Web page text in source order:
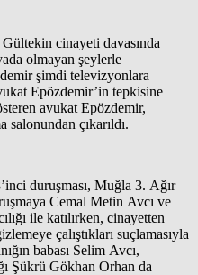
cinayeti davasında
olmayan şeylerle
şimdi televizyonlara
Epözdemir’in tepkisine
avukat Epözdemir,
salonundan çıkarıldı.
duruşması, Muğla 3. Ağır
Cemal Metin Avcı ve
ile katılırken, cinayetten
çalıştıkları suçlamasıyla
babası Selim Avcı,
Şükrü Gökhan Orhan da